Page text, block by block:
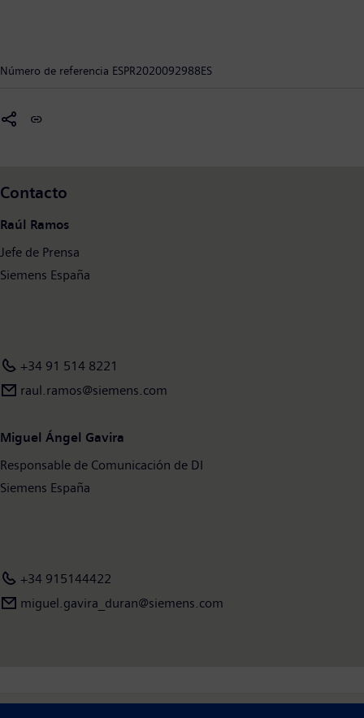
de DI apoya a los clientes para lograr una mayor productividad y
portfolio para integrar las tecnologías de vanguardia del futuro.
Número de referencia ESPR2020092988ES
Contacto
Raúl Ramos
Jefe de Prensa
Siemens España
+34 91 514 8221
raul.ramos@siemens.com
Miguel Ángel Gavira
Responsable de Comunicación de DI
Siemens España
+34 915144422
miguel.gavira_duran@siemens.com